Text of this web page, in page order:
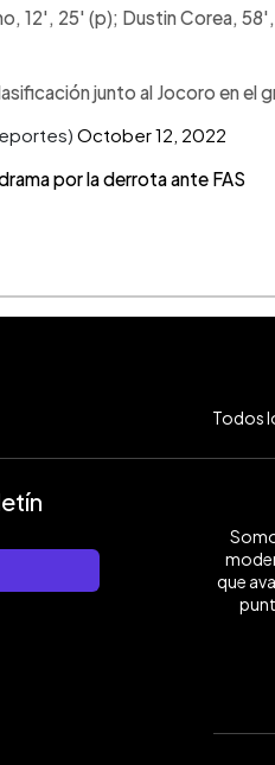
12', 25' (p); Dustin Corea,
junto al Jocoro en el
October 12, 2022
por la derrota ante FAS
Todos
que